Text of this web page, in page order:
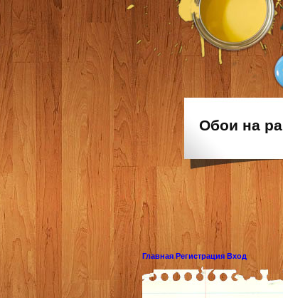
Обои на
Главная Регистрация Вход